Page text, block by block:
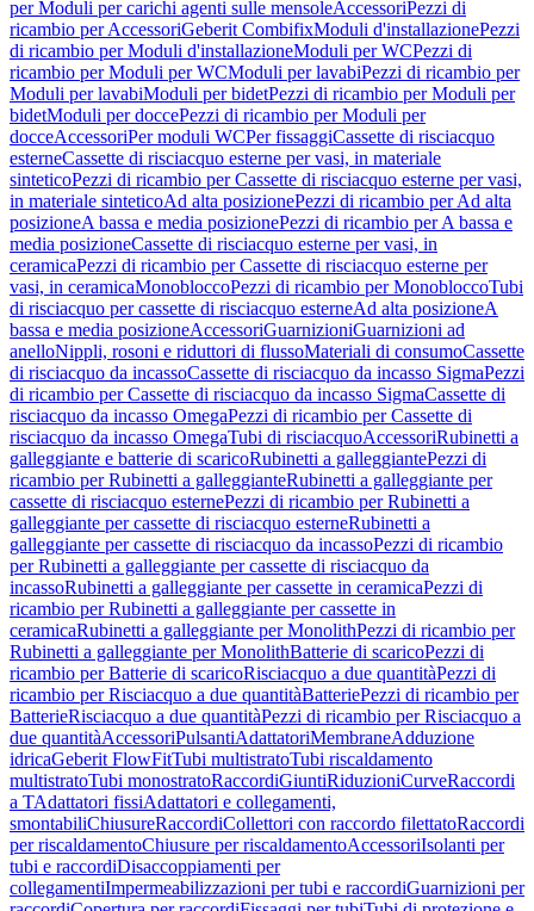
per Moduli per carichi agenti sulle mensoleAccessoriPezzi di
ricambio per AccessoriGeberit CombifixModuli d'installazionePezzi
di ricambio per Moduli d'installazioneModuli per WCPezzi di
ricambio per Moduli per WCModuli per lavabiPezzi di ricambio per
Moduli per lavabiModuli per bidetPezzi di ricambio per Moduli per
bidetModuli per doccePezzi di ricambio per Moduli per
docceAccessoriPer moduli WCPer fissaggiCassette di risciacquo
esterneCassette di risciacquo esterne per vasi, in materiale
sinteticoPezzi di ricambio per Cassette di risciacquo esterne per vasi,
in materiale sinteticoAd alta posizionePezzi di ricambio per Ad alta
posizioneA bassa e media posizionePezzi di ricambio per A bassa e
media posizioneCassette di risciacquo esterne per vasi, in
ceramicaPezzi di ricambio per Cassette di risciacquo esterne per
vasi, in ceramicaMonobloccoPezzi di ricambio per MonobloccoTubi
di risciacquo per cassette di risciacquo esterneAd alta posizioneA
bassa e media posizioneAccessoriGuarnizioniGuarnizioni ad
anelloNippli, rosoni e riduttori di flussoMateriali di consumoCassette
di risciacquo da incassoCassette di risciacquo da incasso SigmaPezzi
di ricambio per Cassette di risciacquo da incasso SigmaCassette di
risciacquo da incasso OmegaPezzi di ricambio per Cassette di
risciacquo da incasso OmegaTubi di risciacquoAccessoriRubinetti a
galleggiante e batterie di scaricoRubinetti a galleggiantePezzi di
ricambio per Rubinetti a galleggianteRubinetti a galleggiante per
cassette di risciacquo esternePezzi di ricambio per Rubinetti a
galleggiante per cassette di risciacquo esterneRubinetti a
galleggiante per cassette di risciacquo da incassoPezzi di ricambio
per Rubinetti a galleggiante per cassette di risciacquo da
incassoRubinetti a galleggiante per cassette in ceramicaPezzi di
ricambio per Rubinetti a galleggiante per cassette in
ceramicaRubinetti a galleggiante per MonolithPezzi di ricambio per
Rubinetti a galleggiante per MonolithBatterie di scaricoPezzi di
ricambio per Batterie di scaricoRisciacquo a due quantitàPezzi di
ricambio per Risciacquo a due quantitàBatteriePezzi di ricambio per
BatterieRisciacquo a due quantitàPezzi di ricambio per Risciacquo a
due quantitàAccessoriPulsantiAdattatoriMembraneAdduzione
idricaGeberit FlowFitTubi multistratoTubi riscaldamento
multistratoTubi monostratoRaccordiGiuntiRiduzioniCurveRaccordi
a TAdattatori fissiAdattatori e collegamenti,
smontabiliChiusureRaccordiCollettori con raccordo filettatoRaccordi
per riscaldamentoChiusure per riscaldamentoAccessoriIsolanti per
tubi e raccordiDisaccoppiamenti per
collegamentiImpermeabilizzazioni per tubi e raccordiGuarnizioni per